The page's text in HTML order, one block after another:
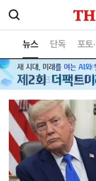
뉴스 단독 포토